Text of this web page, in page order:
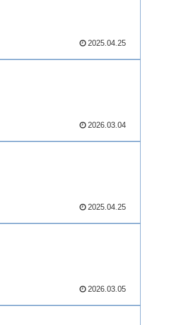
2025.04.25
2026.03.04
2025.04.25
2026.03.05